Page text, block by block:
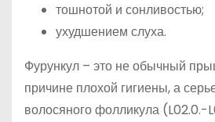
тошнотой и сонливостью;
ухудшением слуха.
Фурункул – это не обычный
причине плохой гигиены, а
волосяного фолликула (L02.0.-